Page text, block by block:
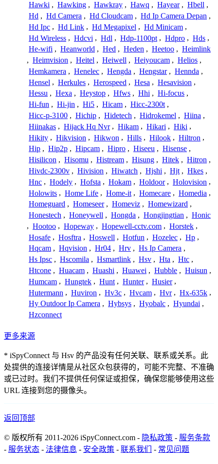
Hawki , Hawking , Hawkray , Hawq , Hayear , Hbell ,
Hd , Hd Camera , Hd Cloudcam , Hd Ip Camera Depan ,
Hd Ipc , Hd Link , Hd Megapixel , Hd Minicam ,
Hd Wireless , Hdcvi , Hdl , Hdp-1100pt , Hdpro , Hds ,
He-wifi , Heanworld , Hed , Heden , Heetoo , Heimlink
, Heimvision , Heitel , Heiwell , Heiyoucam , Helios ,
Hemkamera , Henelec , Hengda , Hengstar , Hennda ,
Hensel , Herkules , Herospeed , Hesa , Hesavision ,
Hessu , Hexa , Heystop , Hfws , Hhi , Hi-focus ,
Hi-fun , Hi-jin , Hi5 , Hicam , Hicc-2300t ,
Hicc-p-3100 , Hichip , Hidetech , Hidrokemel , Hiina ,
Hiinakas , Hijack Hq Nvr , Hikam , Hikari , Hiki ,
Hikity , Hikvision , Hikwon , Hills , Hilook , Hiltron ,
Hip , Hip2p , Hipcam , Hipro , Hiseeu , Hisense ,
Hisilicon , Hisomu , Histream , Hisung , Hitek , Hitron ,
Hivdc-2300v , Hivision , Hiwatch , Hjshi , Hjt , Hkes ,
Hnc , Hodely , Hofsta , Hokam , Holdoor , Holovision ,
Holowits , Home Life , Home-it , Homecare , Homedia ,
Homeguard , Homeseer , Homeviz , Homewizard ,
Honestech , Honeywell , Hongda , Hongjingtian , Honic
, Hootoo , Hopeway , Hopewell-cctv.com , Horstek ,
Hosafe , Hosftra , Hoswell , Hotfun , Hozelec , Hp ,
Hqcam , Hqvision , Hr04 , Hrv , Hs Ip Camera ,
Hs Ipsc , Hscomila , Hsmartlink , Hsv , Hta , Htc ,
Htcone , Huacam , Huashi , Huawei , Hubble , Huisun ,
Humcam , Hungtek , Hunt , Hunter , Husier ,
Hutermann , Huviron , Hv3c , Hvcam , Hvr , Hx-635k ,
Hy Outdoor Ip Camera , Hybsys , Hyobalc , Hyundai ,
Hzconnect
更多来源
* iSpyConnect 与 Hsv 的产品没有任何关联、联系或关系。此
处提供的连接详情是从社区众包获得的，可能不完整、不准确
或已过时。我们不提供任何保证或担保，确保您能够使用这些
URL 连接到您的摄像头。
返回顶部
© 版权所有 2011-2026 iSpyConnect.com - 隐私政策 - 服务条款
- 服务状态 - 法律信息 - 安全政策 - 联系我们 - 常见问题